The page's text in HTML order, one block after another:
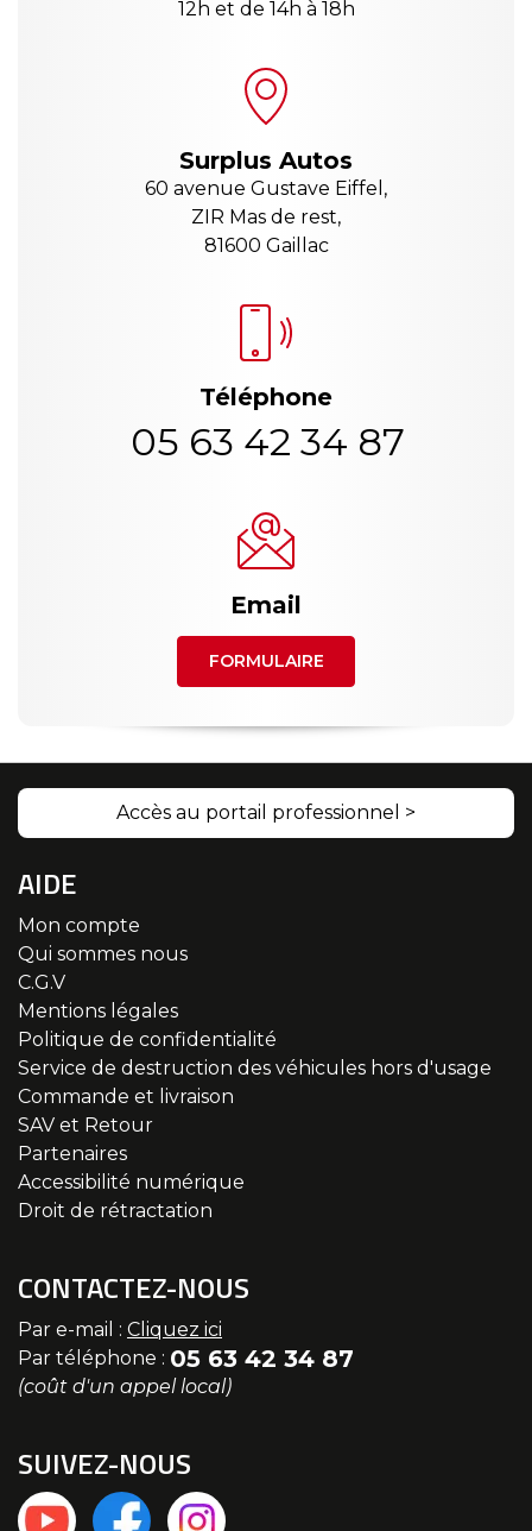
12h et de 14h à 18h
Surplus Autos
60 avenue Gustave Eiffel,
ZIR Mas de rest,
81600 Gaillac
Téléphone
05 63 42 34 87
Email
FORMULAIRE
Accès au portail professionnel >
AIDE
Mon compte
Qui sommes nous
C.G.V
Mentions légales
Politique de confidentialité
Service de destruction des véhicules hors d'usage
Commande et livraison
SAV et Retour
Partenaires
Accessibilité numérique
Droit de rétractation
CONTACTEZ-NOUS
Par e-mail : Cliquez ici
Par téléphone : 05 63 42 34 87
(coût d'un appel local)
SUIVEZ-NOUS